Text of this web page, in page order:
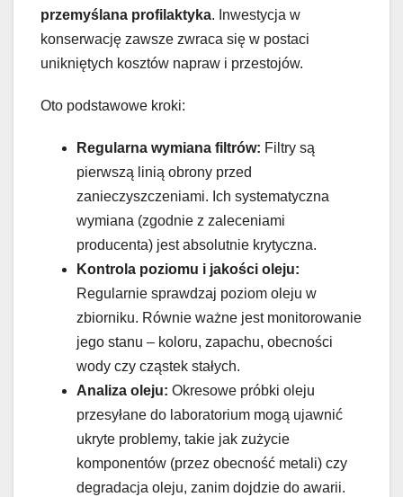
przemyślana profilaktyka. Inwestycja w
konserwację zawsze zwraca się w postaci
unikniętych kosztów napraw i przestojów.
Oto podstawowe kroki:
Regularna wymiana filtrów: Filtry są
pierwszą linią obrony przed
zanieczyszczeniami. Ich systematyczna
wymiana (zgodnie z zaleceniami
producenta) jest absolutnie krytyczna.
Kontrola poziomu i jakości oleju:
Regularnie sprawdzaj poziom oleju w
zbiorniku. Równie ważne jest monitorowanie
jego stanu – koloru, zapachu, obecności
wody czy cząstek stałych.
Analiza oleju: Okresowe próbki oleju
przesyłane do laboratorium mogą ujawnić
ukryte problemy, takie jak zużycie
komponentów (przez obecność metali) czy
degradacja oleju, zanim dojdzie do awarii.